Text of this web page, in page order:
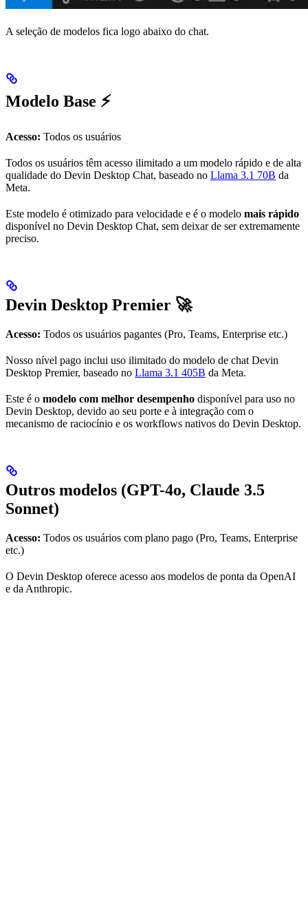
A seleção de modelos fica logo abaixo do chat.
Modelo Base ⚡
Acesso: Todos os usuários
Todos os usuários têm acesso ilimitado a um modelo rápido e de alta
qualidade do Devin Desktop Chat, baseado no Llama 3.1 70B da
Meta.
Este modelo é otimizado para velocidade e é o modelo mais rápido
disponível no Devin Desktop Chat, sem deixar de ser extremamente
preciso.
Devin Desktop Premier 🚀
Acesso: Todos os usuários pagantes (Pro, Teams, Enterprise etc.)
Nosso nível pago inclui uso ilimitado do modelo de chat Devin
Desktop Premier, baseado no Llama 3.1 405B da Meta.
Este é o modelo com melhor desempenho disponível para uso no
Devin Desktop, devido ao seu porte e à integração com o
mecanismo de raciocínio e os workflows nativos do Devin Desktop.
Outros modelos (GPT-4o, Claude 3.5
Sonnet)
Acesso: Todos os usuários com plano pago (Pro, Teams, Enterprise
etc.)
O Devin Desktop oferece acesso aos modelos de ponta da OpenAI
e da Anthropic.